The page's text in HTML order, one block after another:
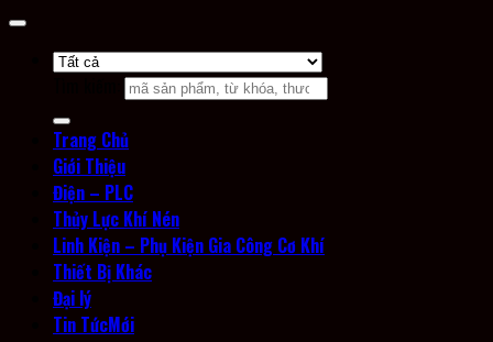
Trang Chủ
Giới Thiệu
Điện – PLC
Thủy Lực Khí Nén
Linh Kiện – Phụ Kiện Gia Công Cơ Khí
Thiết Bị Khác
Đại lý
Tin Tức